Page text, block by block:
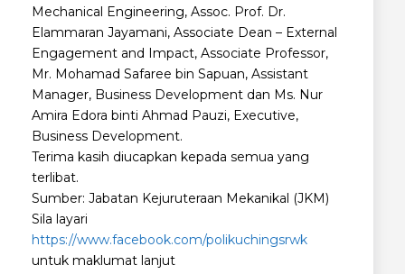
Mechanical Engineering, Assoc. Prof. Dr.
Elammaran Jayamani, Associate Dean – External
Engagement and Impact, Associate Professor,
Mr. Mohamad Safaree bin Sapuan, Assistant
Manager, Business Development dan Ms. Nur
Amira Edora binti Ahmad Pauzi, Executive,
Business Development.
Terima kasih diucapkan kepada semua yang
terlibat.
Sumber: Jabatan Kejuruteraan Mekanikal (JKM)
Sila layari
https://www.facebook.com/polikuchingsrwk
untuk maklumat lanjut